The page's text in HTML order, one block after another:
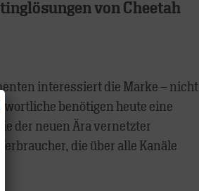
von Cheetah
interessiert die Marke – nicht
benötigen heute eine
der neuen Ära vernetzter
die über alle Kanäle